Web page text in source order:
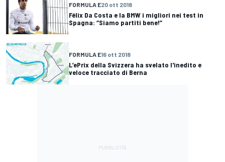
FORMULA E20 ott 2018
Félix Da Costa e la BMW i migliori nei test in
Spagna: “Siamo partiti bene!”
FORMULA E16 ott 2018
L’ePrix della Svizzera ha svelato l'inedito e
veloce tracciato di Berna